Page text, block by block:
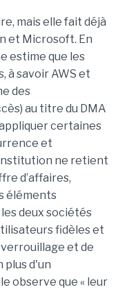
mais elle fait déjà
et Microsoft. En
estime que les
à savoir AWS et
des
au titre du DMA
certaines
et
ne retient
d’affaires,
éléments
deux sociétés
fidèles et
et de
plus d'un
observe que « leur